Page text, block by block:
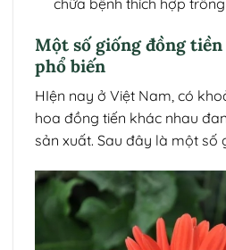
Một số giống đồng
phổ biến
HIện nay ở Việt Nam, có
hoa đồng tiến khác nhau
sản xuất. Sau đây là một số